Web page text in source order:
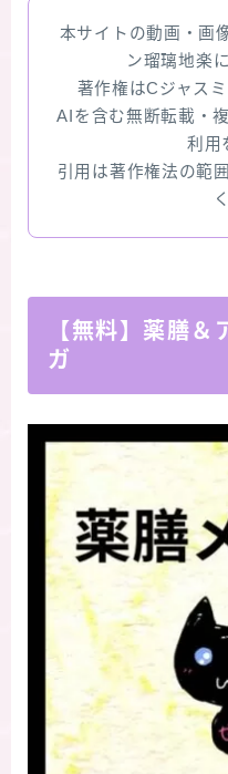
本サイトの動画・画
ン瑠璃地楽
著作権はCジャス
AIを含む無断転載・
利用
引用は著作権法の範
【無料】薬膳＆
ガ